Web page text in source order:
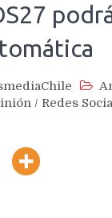
/ Redes